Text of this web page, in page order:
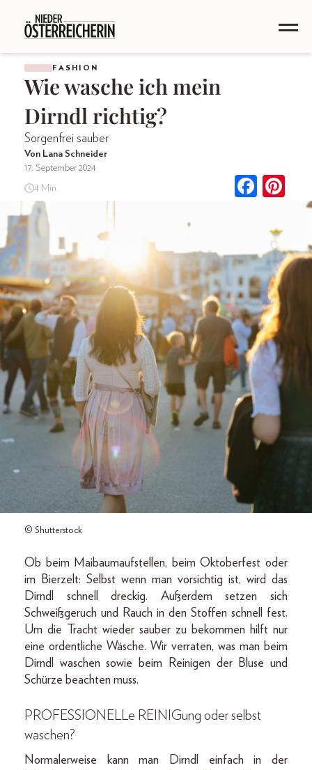
FASHION
Wie wasche ich mein
Dirndl richtig?
Sorgenfrei sauber
Von Lana Schneider
17. September 2024
4 Min.
© Shutterstock
Ob beim Maibaumaufstellen, beim Oktoberfest oder
im Bierzelt: Selbst wenn man vorsichtig ist, wird das
Dirndl schnell dreckig. Außerdem setzen sich
Schweißgeruch und Rauch in den Stoffen schnell fest.
Um die Tracht wieder sauber zu bekommen hilft nur
eine ordentliche Wäsche. Wir verraten, was man beim
Dirndl waschen sowie beim Reinigen der Bluse und
Schürze beachten muss.
PROFESSIONELLe REINIGung oder selbst
waschen?
Normalerweise kann man Dirndl einfach in der